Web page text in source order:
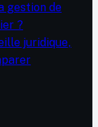
gestion de
?
juridique,